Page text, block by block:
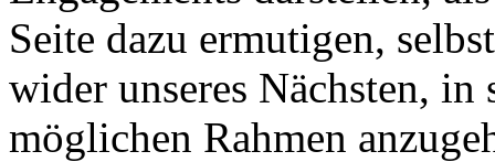
Seite dazu ermutigen,
wider unseres Nächsten,
möglichen Rahmen